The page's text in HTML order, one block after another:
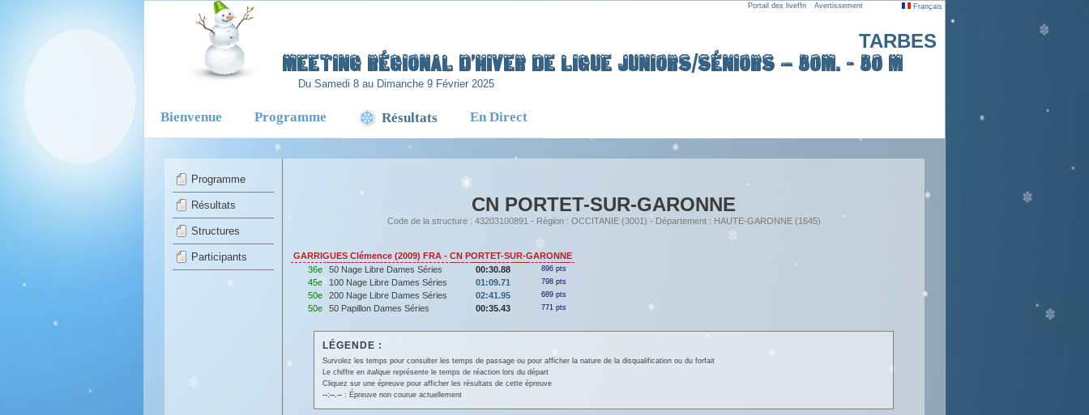
Portail des liveffn Avertissement Français
TARBES
Meeting Régional d’Hiver de Ligue Juniors/Séniors – 50m. - 50 m
Du Samedi 8 au Dimanche 9 Février 2025
Bienvenue Programme Résultats En Direct
Programme
Résultats
Structures
Participants
CN PORTET-SUR-GARONNE
Code de la structure : 43203100891 - Région : OCCITANIE (3001) - Département : HAUTE-GARONNE (1645)
GARRIGUES Clémence (2009) FRA - CN PORTET-SUR-GARONNE
36e
50 Nage Libre Dames Séries 00:30.88 896 pts
45e 100 Nage Libre Dames Séries 01:09.71 798 pts
50e 200 Nage Libre Dames Séries 02:41.95 689 pts
50e 50 Papillon Dames Séries 00:35.43 771 pts
LÉGENDE :
Survolez les temps pour consulter les temps de passage ou pour afficher la nature de la disqualification ou du forfait
Le chiffre en italiquereprésente le temps de réaction lors du départ
Cliquez sur une épreuve pour afficher les résultats de cette épreuve
--:--.--: Épreuve non courue actuellement